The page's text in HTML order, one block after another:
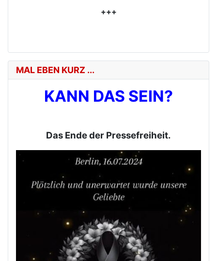
+++
MAL EBEN KURZ ...
KANN DAS SEIN?
Das Ende der Pressefreiheit.